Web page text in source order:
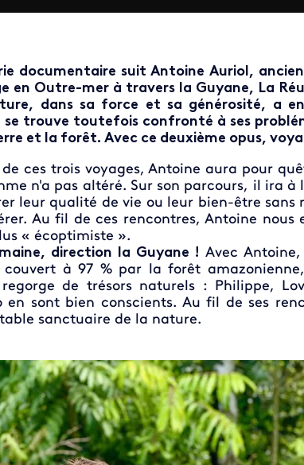
documentaire suit Antoine Auriol,
en Outre-mer à travers la Guyane, La
dans sa force et sa générosité, a
trouve toutefois confronté à ses
et la forêt. Avec ce deuxième opus,
de ces trois voyages, Antoine aura pour
n'a pas altéré. Sur son parcours, il ira
leur qualité de vie ou leur bien-être
Au fil de ces rencontres, Antoine
« écoptimiste ».
direction la Guyane ! Avec
à 97 % par la forêt
de trésors naturels : Philippe,
en sont bien conscients. Au fil de ses
sanctuaire de la nature.